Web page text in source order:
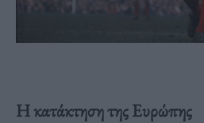
Η κατάκτηση της Ευρώπης